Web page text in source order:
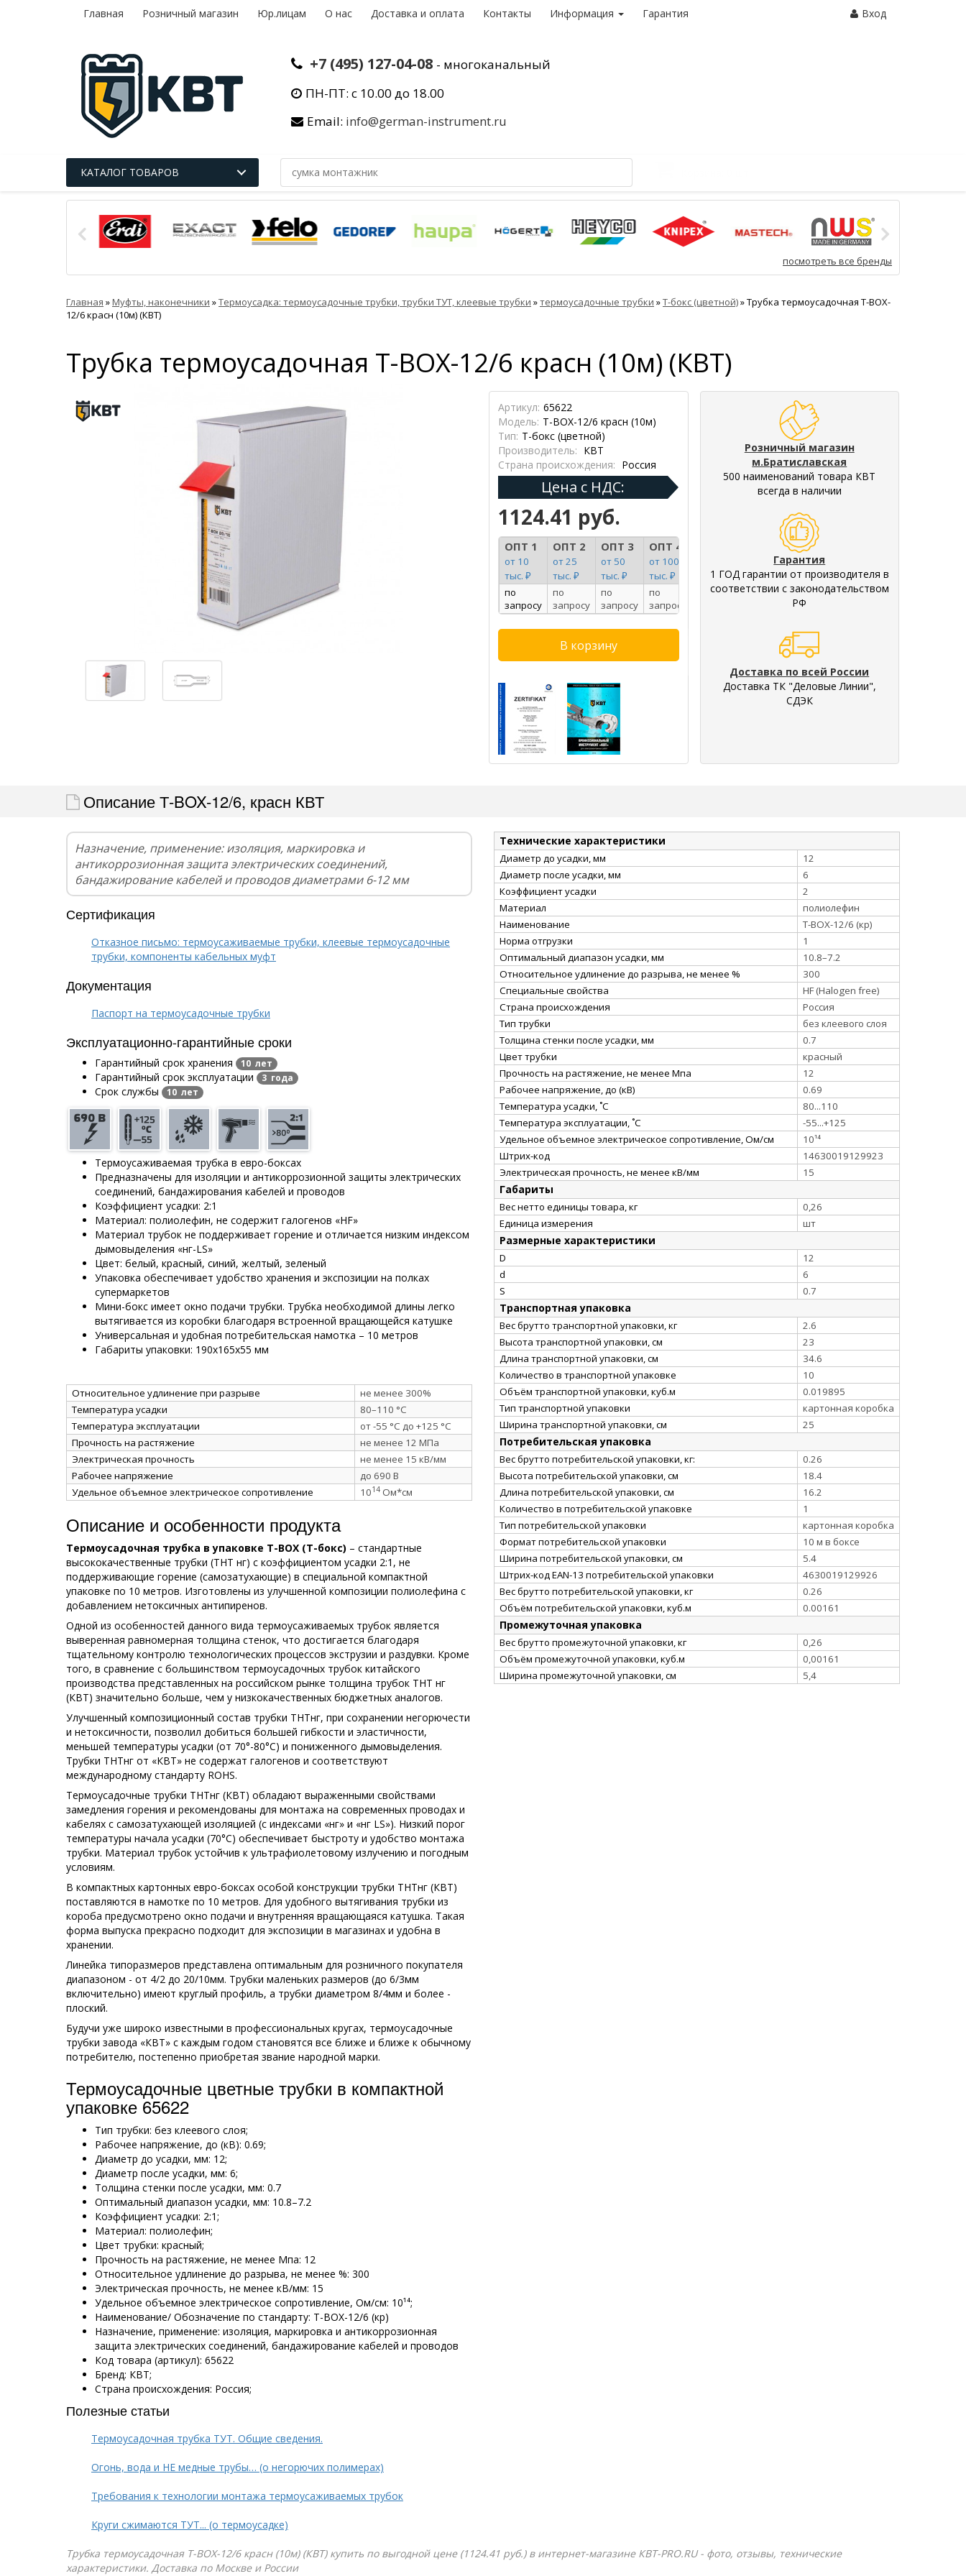
Главная Розничный магазин Юр.лицам О нас Доставка и оплата Контакты Информация Гарантия Вход
+7 (495) 127-04-08 - многоканальный
ПН-ПТ: с 10.00 до 18.00
Email: info@german-instrument.ru
КАТАЛОГ ТОВАРОВ
посмотреть все бренды
Главная »Муфты, наконечники »Термоусадка: термоусадочные трубки, трубки ТУТ, клеевые трубки »термоусадочные трубки »Т-бокс (цветной)»Трубка термоусадочная Т-BOX-
12/6 красн (10м) (КВТ)
Трубка термоусадочная Т-BOX-12/6 красн (10м) (КВТ)
Артикул: 65622
Модель: Т-BOX-12/6 красн (10м)
Тип: Т-бокс (цветной)
Производитель: КВТ
Страна происхождения: Россия
Цена с НДС:
1124.41 руб.
ОПТ 1
от 10
тыс. ₽
ОПТ 2
от 25
тыс. ₽
ОПТ 3
от 50
тыс. ₽
ОПТ 4
от 100
тыс. ₽
по
запросу
по
запросу
по
запросу
по
запросу
Розничный магазин
м.Братиславская
500 наименований товара КВТ
всегда в наличии
Гарантия
1 ГОД гарантии от производителя в
соответствии с законодательством
РФ
Доставка по всей России
Доставка ТК "Деловые Линии",
СДЭК
Описание Т-BOX-12/6, красн КВТ
Назначение, применение: изоляция, маркировка и
антикоррозионная защита электрических соединений,
бандажирование кабелей и проводов диаметрами 6-12 мм
Сертификация
Отказное письмо: термоусаживаемые трубки, клеевые термоусадочные
трубки, компоненты кабельных муфт
Документация
Паспорт на термоусадочные трубки
Эксплуатационно-гарантийные сроки
Гарантийный срок хранения 10 лет
Гарантийный срок эксплуатации 3 года
Срок службы 10 лет
Термоусаживаемая трубка в евро-боксах
Предназначены для изоляции и антикоррозионной защиты электрических
соединений, бандажирования кабелей и проводов
Коэффициент усадки: 2:1
Материал: полиолефин, не содержит галогенов «HF»
Материал трубок не поддерживает горение и отличается низким индексом
дымовыделения «нг-LS»
Цвет: белый, красный, синий, желтый, зеленый
Упаковка обеспечивает удобство хранения и экспозиции на полках
супермаркетов
Мини-бокс имеет окно подачи трубки. Трубка необходимой длины легко
вытягивается из коробки благодаря встроенной вращающейся катушке
Универсальная и удобная потребительская намотка – 10 метров
Габариты упаковки: 190х165х55 мм
Относительное удлинение при разрыве
не менее 300%
Температура усадки
80–110 °C
Температура эксплуатации
от -55 °C до +125 °C
Прочность на растяжение
не менее 12 МПа
Электрическая прочность
не менее 15 кВ/мм
Рабочее напряжение
до 690 В
Удельное объемное электрическое сопротивление
1014 Ом*см
Описание и особенности продукта
Термоусадочная трубка в упаковке Т-ВОХ (Т-бокс) – стандартные
высококачественные трубки (ТНТ нг) с коэффициентом усадки 2:1, не
поддерживающие горение (самозатухающие) в специальной компактной
упаковке по 10 метров. Изготовлены из улучшенной композиции полиолефина с
добавлением нетоксичных антипиренов.
Одной из особенностей данного вида термоусаживаемых трубок является
выверенная равномерная толщина стенок, что достигается благодаря
тщательному контролю технологических процессов экструзии и раздувки. Кроме
того, в сравнение с большинством термоусадочных трубок китайского
производства представленных на российском рынке толщина трубок ТНТ нг
(КВТ) значительно больше, чем у низкокачественных бюджетных аналогов.
Улучшенный композиционный состав трубки ТНТнг, при сохранении негорючести
и нетоксичности, позволил добиться большей гибкости и эластичности,
меньшей температуры усадки (от 70°-80°С) и пониженного дымовыделения.
Трубки ТНТнг от «КВТ» не содержат галогенов и соответствуют
международному стандарту ROHS.
Термоусадочные трубки ТНТнг (КВТ) обладают выраженными свойствами
замедления горения и рекомендованы для монтажа на современных проводах и
кабелях с самозатухающей изоляцией (с индексами «нг» и «нг LS»). Низкий порог
температуры начала усадки (70°С) обеспечивает быстроту и удобство монтажа
трубки. Материал трубок устойчив к ультрафиолетовому излучению и погодным
условиям.
В компактных картонных евро-боксах особой конструкции трубки ТНТнг (КВТ)
поставляются в намотке по 10 метров. Для удобного вытягивания трубки из
короба предусмотрено окно подачи и внутренняя вращающаяся катушка. Такая
форма выпуска прекрасно подходит для экспозиции в магазинах и удобна в
хранении.
Линейка типоразмеров представлена оптимальным для розничного покупателя
диапазоном - от 4/2 до 20/10мм. Трубки маленьких размеров (до 6/3мм
включительно) имеют круглый профиль, а трубки диаметром 8/4мм и более -
плоский.
Будучи уже широко известными в профессиональных кругах, термоусадочные
трубки завода «КВТ» с каждым годом становятся все ближе и ближе к обычному
потребителю, постепенно приобретая звание народной марки.
Термоусадочные цветные трубки в компактной
упаковке 65622
Тип трубки: без клеевого слоя;
Рабочее напряжение, до (кВ): 0.69;
Диаметр до усадки, мм: 12;
Диаметр после усадки, мм: 6;
Толщина стенки после усадки, мм: 0.7
Оптимальный диапазон усадки, мм: 10.8–7.2
Коэффициент усадки: 2:1;
Материал: полиолефин;
Цвет трубки: красный;
Прочность на растяжение, не менее Мпа: 12
Относительное удлинение до разрыва, не менее %: 300
Электрическая прочность, не менее кВ/мм: 15
Удельное объемное электрическое сопротивление, Ом/см: 10¹⁴;
Наименование/ Обозначение по стандарту: Т-BOX-12/6 (кр)
Назначение, применение: изоляция, маркировка и антикоррозионная
защита электрических соединений, бандажирование кабелей и проводов
Код товара (артикул): 65622
Бренд: КВТ;
Страна происхождения: Россия;
Полезные статьи
Термоусадочная трубка ТУТ. Общие сведения.
Огонь, вода и НЕ медные трубы… (о негорючих полимерах)
Требования к технологии монтажа термоусаживаемых трубок
Круги сжимаются ТУТ... (о термоусадке)
Технические характеристики
Диаметр до усадки, мм
12
Диаметр после усадки, мм
6
Коэффициент усадки
2
Материал
полиолефин
Наименование
Т-BOX-12/6 (кр)
Норма отгрузки
1
Оптимальный диапазон усадки, мм
10.8–7.2
Относительное удлинение до разрыва, не менее %
300
Специальные свойства
HF (Halogen free)
Страна происхождения
Россия
Тип трубки
без клеевого слоя
Толщина стенки после усадки, мм
0.7
Цвет трубки
красный
Прочность на растяжение, не менее Мпа
12
Рабочее напряжение, до (кВ)
0.69
Температура усадки, ˚С
80...110
Температура эксплуатации, ˚С
-55...+125
Удельное объемное электрическое сопротивление, Ом/см
10¹⁴
Штрих-код
14630019129923
Электрическая прочность, не менее кВ/мм
15
Габариты
Вес нетто единицы товара, кг
0,26
Единица измерения
шт
Размерные характеристики
D
12
d
6
S
0.7
Транспортная упаковка
Вес брутто транспортной упаковки, кг
2.6
Высота транспортной упаковки, см
23
Длина транспортной упаковки, см
34.6
Количество в транспортной упаковке
10
Объём транспортной упаковки, куб.м
0.019895
Тип транспортной упаковки
картонная коробка
Ширина транспортной упаковки, см
25
Потребительская упаковка
Вес брутто потребительской упаковки, кг:
0.26
Высота потребительской упаковки, см
18.4
Длина потребительской упаковки, см
16.2
Количество в потребительской упаковке
1
Тип потребительской упаковки
картонная коробка
Формат потребительской упаковки
10 м в боксе
Ширина потребительской упаковки, см
5.4
Штрих-код EAN-13 потребительской упаковки
4630019129926
Вес брутто потребительской упаковки, кг
0.26
Объём потребительской упаковки, куб.м
0.00161
Промежуточная упаковка
Вес брутто промежуточной упаковки, кг
0,26
Объём промежуточной упаковки, куб.м
0,00161
Ширина промежуточной упаковки, см
5,4
Трубка термоусадочная Т-BOX-12/6 красн (10м) (КВТ) купить по выгодной цене (1124.41 руб.) в интернет-магазине КВТ-PRO.RU - фото, отзывы, технические
характеристики. Доставка по Москве и России